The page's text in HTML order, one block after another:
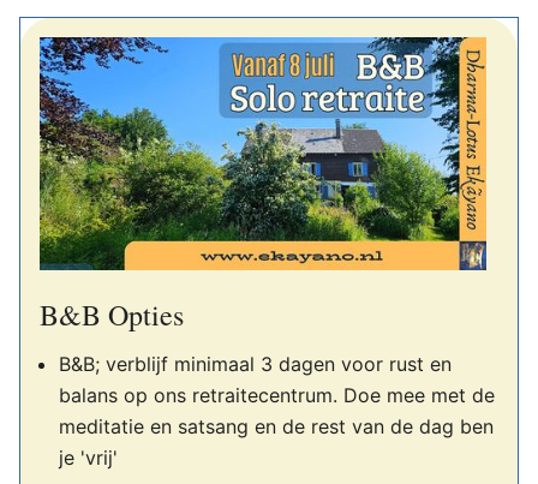
B&B Opties
B&B; verblijf minimaal 3 dagen voor rust en
balans op ons retraitecentrum. Doe mee met de
meditatie en satsang en de rest van de dag ben
je 'vrij'